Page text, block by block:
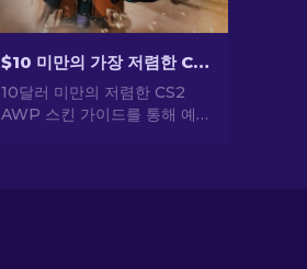
$10 미만의 가장 저렴한 CS2 AWP 스킨: 전체 목록 [2026]
10달러 미만의 저렴한 CS2
AWP 스킨 가이드를 통해 예